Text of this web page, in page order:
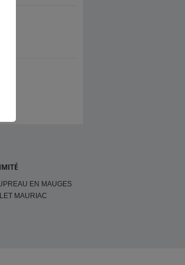
EN MAUGES
MAURIAC